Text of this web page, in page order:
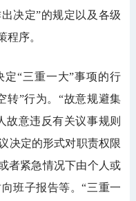
决定”的规定以及各级
程序。
“三重一大”事项的行
转”行为。“故意规避集
故意违反有关议事规则
决定的形式对职责权限
者紧急情况下由个人或
班子报告等。“三重一